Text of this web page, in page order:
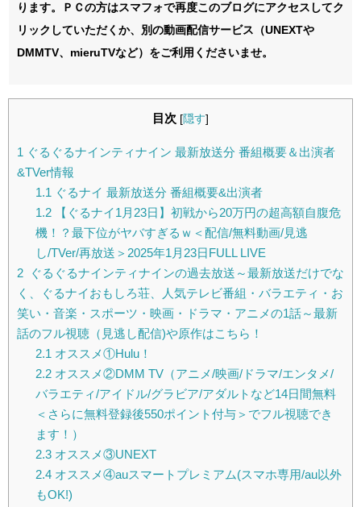
ります。ＰＣの方はスマフォで再度このブログにアクセスしてク
リックしていただくか、別の動画配信サービス（UNEXTや
DMMTV、mieruTVなど）をご利用くださいませ。
目次 [隠す]
1 ぐるぐるナインティナイン 最新放送分 番組概要＆出演者
&TVer情報
1.1ぐるナイ 最新放送分 番組概要&出演者
1.2【ぐるナイ1月23日】初戦から20万円の超高額自腹危
機！？最下位がヤバすぎるｗ＜配信/無料動画/見逃
し/TVer/再放送＞2025年1月23日FULL LIVE
2 ぐるぐるナインティナインの過去放送～最新放送だけでな
く、ぐるナイおもしろ荘、人気テレビ番組・バラエティ・お
笑い・音楽・スポーツ・映画・ドラマ・アニメの1話～最新
話のフル視聴（見逃し配信)や原作はこちら！
2.1オススメ①Hulu！
2.2オススメ②DMM TV（アニメ/映画/ドラマ/エンタメ/
バラエティ/アイドル/グラビア/アダルトなど14日間無料
＜さらに無料登録後550ポイント付与＞でフル視聴でき
ます！）
2.3オススメ③UNEXT
2.4オススメ④auスマートプレミアム(スマホ専用/au以外
もOK!)